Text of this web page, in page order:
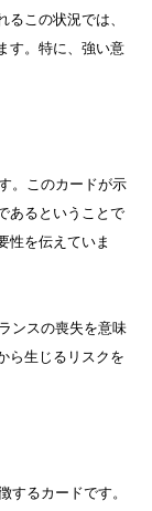
この状況では、
す。特に、強い意
。このカードが示
あるということで
性を伝えていま
ンスの喪失を意味
ら生じるリスクを
するカードです。